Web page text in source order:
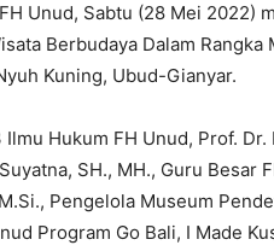
Unud, Sabtu (28 Mei 2022)
Berbudaya Dalam Rangka
Kuning, Ubud-Gianyar.
Hukum FH Unud, Prof. Dr.
SH., MH., Guru Besar
Pengelola Museum
Program Go Bali, I Made